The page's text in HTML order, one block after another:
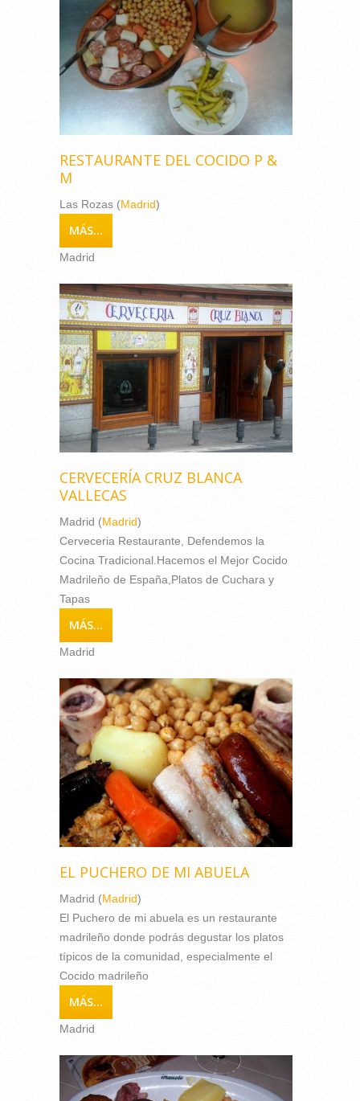
RESTAURANTE DEL COCIDO P &
M
Las Rozas (Madrid)
MÁS...
Madrid
CERVECERÍA CRUZ BLANCA
VALLECAS
Madrid (Madrid)
Cerveceria Restaurante, Defendemos la
Cocina Tradicional.Hacemos el Mejor Cocido
Madrileño de España,Platos de Cuchara y
Tapas
MÁS...
Madrid
EL PUCHERO DE MI ABUELA
Madrid (Madrid)
El Puchero de mi abuela es un restaurante
madrileño donde podrás degustar los platos
típicos de la comunidad, especialmente el
Cocido madrileño
MÁS...
Madrid